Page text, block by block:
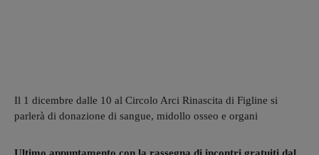
Il 1 dicembre dalle 10 al Circolo Arci Rinascita di Figline si
parlerà di donazione di sangue, midollo osseo e organi